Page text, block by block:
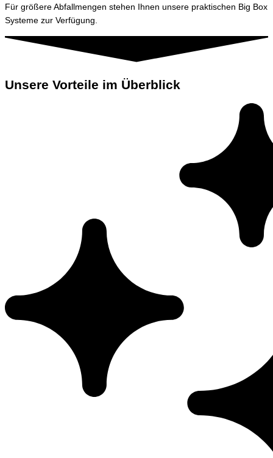
Für größere Abfallmengen stehen Ihnen unsere praktischen Big Box
Systeme zur Verfügung.
Unsere Vorteile im Überblick